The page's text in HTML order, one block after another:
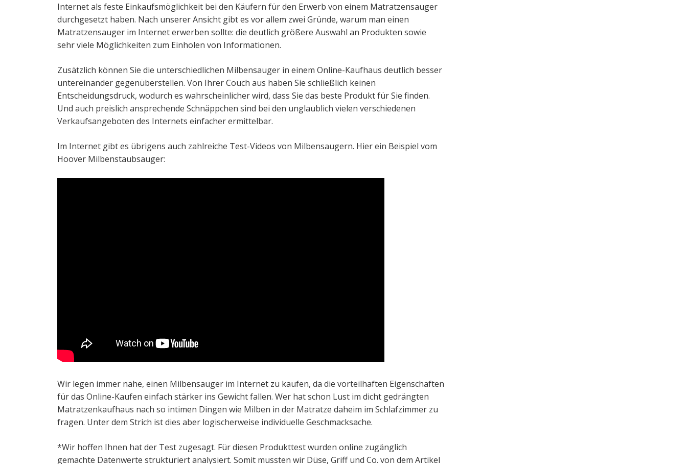
Internet als feste Einkaufsmöglichkeit bei den Käufern für den Erwerb von einem Matratzensauger
durchgesetzt haben. Nach unserer Ansicht gibt es vor allem zwei Gründe, warum man einen
Matratzensauger im Internet erwerben sollte: die deutlich größere Auswahl an Produkten sowie
sehr viele Möglichkeiten zum Einholen von Informationen.
Zusätzlich können Sie die unterschiedlichen Milbensauger in einem Online-Kaufhaus deutlich besser
untereinander gegenüberstellen. Von Ihrer Couch aus haben Sie schließlich keinen
Entscheidungsdruck, wodurch es wahrscheinlicher wird, dass Sie das beste Produkt für Sie finden.
Und auch preislich ansprechende Schnäppchen sind bei den unglaublich vielen verschiedenen
Verkaufsangeboten des Internets einfacher ermittelbar.
Im Internet gibt es übrigens auch zahlreiche Test-Videos von Milbensaugern. Hier ein Beispiel vom
Hoover Milbenstaubsauger:
Wir legen immer nahe, einen Milbensauger im Internet zu kaufen, da die vorteilhaften Eigenschaften
für das Online-Kaufen einfach stärker ins Gewicht fallen. Wer hat schon Lust im dicht gedrängten
Matratzenkaufhaus nach so intimen Dingen wie Milben in der Matratze daheim im Schlafzimmer zu
fragen. Unter dem Strich ist dies aber logischerweise individuelle Geschmacksache.
*Wir hoffen Ihnen hat der Test zugesagt. Für diesen Produkttest wurden online zugänglich
gemachte Datenwerte strukturiert analysiert. Somit mussten wir Düse, Griff und Co. von dem Artikel